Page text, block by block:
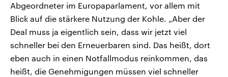
Abgeordneter im Europaparlament, vor allem mit
Blick auf die stärkere Nutzung der Kohle. „Aber der
Deal muss ja eigentlich sein, dass wir jetzt viel
schneller bei den Erneuerbaren sind. Das heißt, dort
eben auch in einen Notfallmodus reinkommen, das
heißt, die Genehmigungen müssen viel schneller